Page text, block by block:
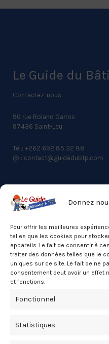
Donnez
Pour offrir les meilleures
telles que les cookies pour
appareils. Le fait de consentir à
traiter des données telles que le
uniques sur ce site. Le fait de ne
consentement peut avoir un effet
et fonctions.
Fonctionnel
Statistiques
Le Guide du
Contactez-nous
90 rue Roland Garros
97436 Saint-Leu
Tél.: +262 692 85 32 88
@ : contact@guidedubtp.com
ACCES RAPIDE
Actualités du BTP
Annuaire
Besoin d’un professionnel ?
Mentions légales
Politique de cookies (UE)